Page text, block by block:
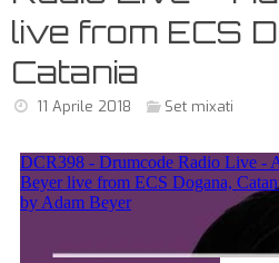
live from ECS
Catania
11 Aprile 2018 Set mixati